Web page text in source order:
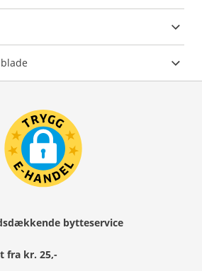
bytteservice
fra kr. 25,-